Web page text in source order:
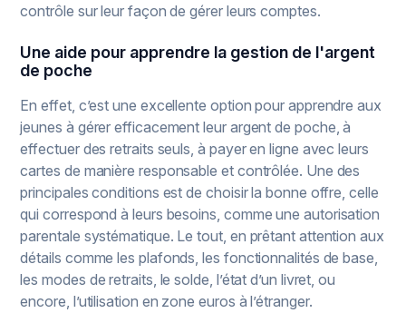
contrôle sur leur façon de gérer leurs comptes.
Une aide pour apprendre la gestion de l'argent
de poche
En effet, c’est une excellente option pour apprendre aux
jeunes à gérer efficacement leur argent de poche, à
effectuer des retraits seuls, à payer en ligne avec leurs
cartes de manière responsable et contrôlée. Une des
principales conditions est de choisir la bonne offre, celle
qui correspond à leurs besoins, comme une autorisation
parentale systématique. Le tout, en prêtant attention aux
détails comme les plafonds, les fonctionnalités de base,
les modes de retraits, le solde, l’état d’un livret, ou
encore, l’utilisation en zone euros à l’étranger.